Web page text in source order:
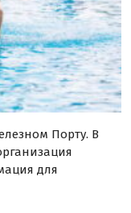
Порту. В
для